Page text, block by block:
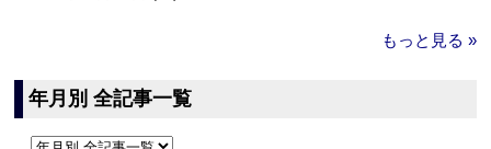
もっと見る »
年月別 全記事一覧